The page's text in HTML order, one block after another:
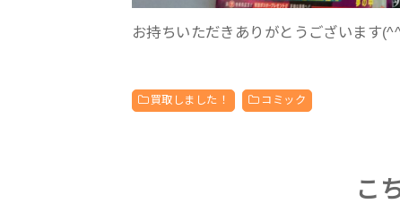
お持ちいただきありがとうございます
買取しました！ コミック
こ